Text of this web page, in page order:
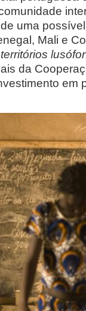
uma
Mali e
territórios
da
em